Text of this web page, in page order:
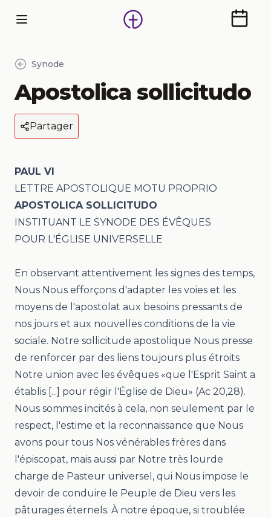
Synode
Apostolica sollicitudo
Partager
PAUL VI
LETTRE APOSTOLIQUE MOTU PROPRIO
APOSTOLICA SOLLICITUDO
INSTITUANT LE SYNODE DES ÉVÊQUES
POUR L'ÉGLISE UNIVERSELLE
En observant attentivement les signes des temps,
Nous Nous efforçons d'adapter les voies et les
moyens de l'apostolat aux besoins pressants de
nos jours et aux nouvelles conditions de la vie
sociale. Notre sollicitude apostolique Nous presse
de renforcer par des liens toujours plus étroits
Notre union avec les évêques «que l'Esprit Saint a
établis [...] pour régir l'Église de Dieu» (Ac 20,28).
Nous sommes incités à cela, non seulement par le
respect, l'estime et la reconnaissance que Nous
avons pour tous Nos vénérables frères dans
l'épiscopat, mais aussi par Notre très lourde
charge de Pasteur universel, qui Nous impose le
devoir de conduire le Peuple de Dieu vers les
pâturages éternels. À notre époque, si troublée